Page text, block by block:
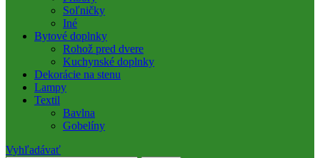
Soľničky
Iné
Bytové doplnky
Rohož pred dvere
Kuchynské doplnky
Dekorácie na stenu
Lampy
Textil
Bavlna
Gobelíny
Vyhľadávať